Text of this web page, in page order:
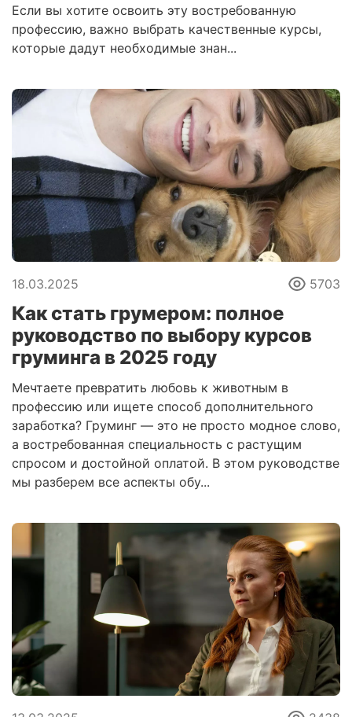
Если вы хотите освоить эту востребованную
профессию, важно выбрать качественные курсы,
которые дадут необходимые знан...
18.03.2025 5703
Как стать грумером: полное
руководство по выбору курсов
груминга в 2025 году
Мечтаете превратить любовь к животным в
профессию или ищете способ дополнительного
заработка? Груминг — это не просто модное слово,
а востребованная специальность с растущим
спросом и достойной оплатой. В этом руководстве
мы разберем все аспекты обу...